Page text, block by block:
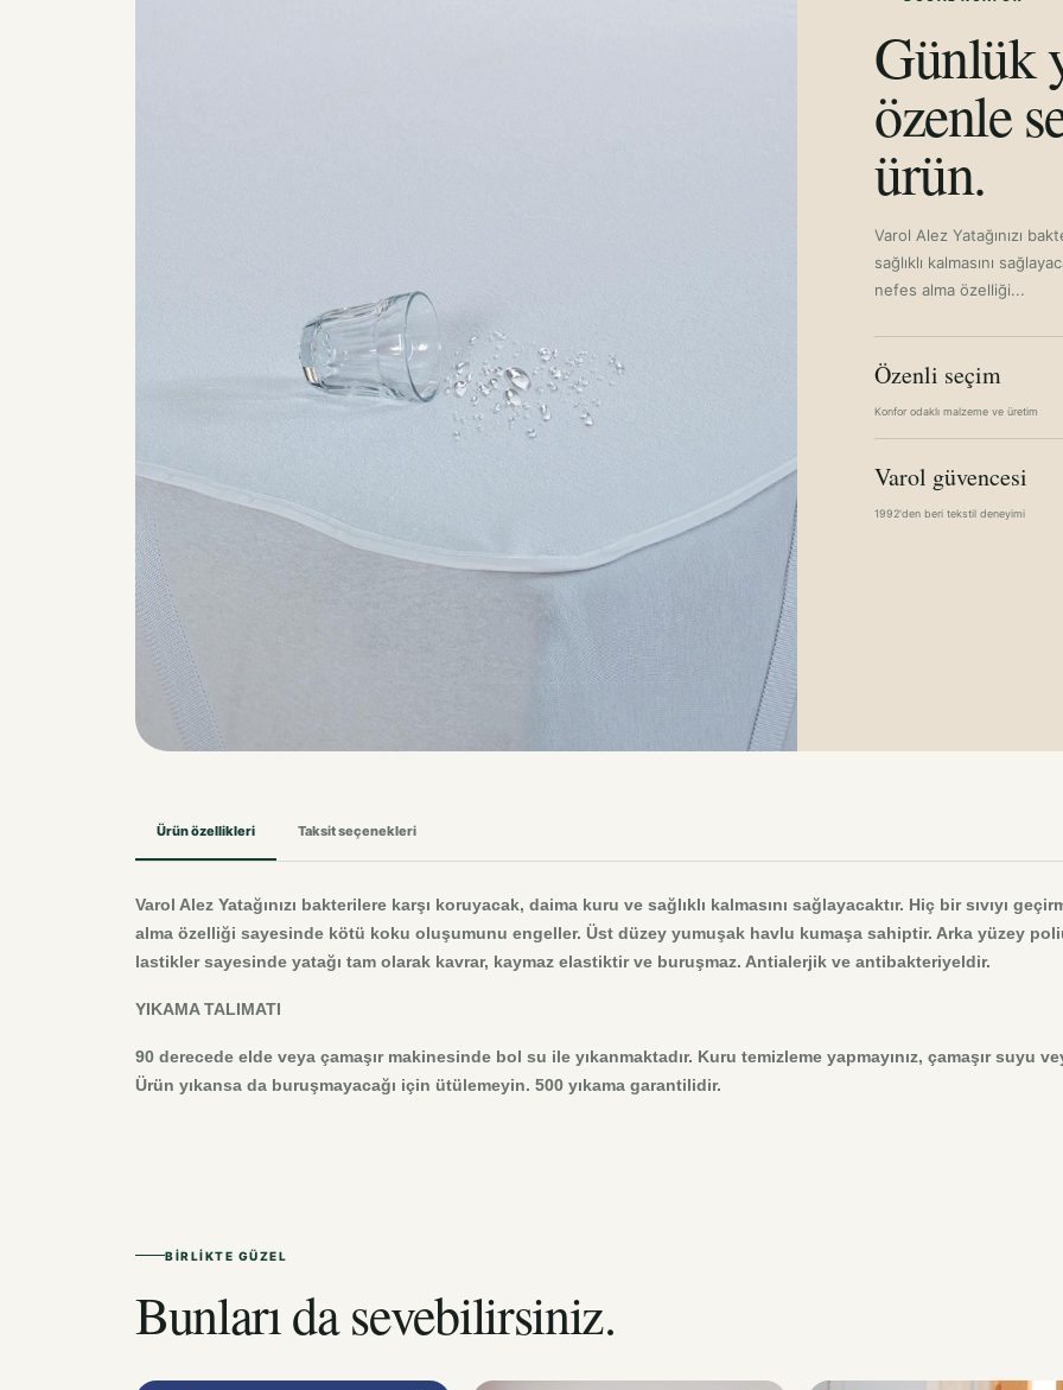
Günlük
özenle
ürün.
Varol Alez Yatağınızı
sağlıklı kalmasını
nefes alma özelliği...
Özenli seçim
Konfor odaklı malzeme ve üretim
Varol güvencesi
1992'den beri tekstil deneyimi
Ürün özellikleri Taksit seçenekleri
Varol Alez Yatağınızı bakterilere karşı koruyacak, daima kuru ve sağlıklı kalmasını sağlayacaktır. Hiç bir sıvıyı
alma özelliği sayesinde kötü koku oluşumunu engeller. Üst düzey yumuşak havlu kumaşa sahiptir. Arka yüzey
lastikler sayesinde yatağı tam olarak kavrar, kaymaz elastiktir ve buruşmaz. Antialerjik ve antibakteriyeldir.
YIKAMA TALIMATI
90 derecede elde veya çamaşır makinesinde bol su ile yıkanmaktadır. Kuru temizleme yapmayınız, çamaşır suyu
Ürün yıkansa da buruşmayacağı için ütülemeyin. 500 yıkama garantilidir.
BIRLIKTE GÜZEL
Bunları da sevebilirsiniz.